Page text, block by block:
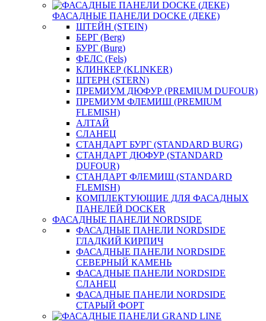
ФАСАДНЫЕ ПАНЕЛИ DOCKE (ДЕКЕ)
ШТЕЙН (STEIN)
БЕРГ (Berg)
БУРГ (Burg)
ФЕЛС (Fels)
КЛИНКЕР (KLINKER)
ШТЕРН (STERN)
ПРЕМИУМ ДЮФУР (PREMIUM DUFOUR)
ПРЕМИУМ ФЛЕМИШ (PREMIUM
FLEMISH)
АЛТАЙ
СЛАНЕЦ
СТАНДАРТ БУРГ (STANDARD BURG)
СТАНДАРТ ДЮФУР (STANDARD
DUFOUR)
СТАНДАРТ ФЛЕМИШ (STANDARD
FLEMISH)
КОМПЛЕКТУЮЩИЕ ДЛЯ ФАСАДНЫХ
ПАНЕЛЕЙ DOCKER
ФАСАДНЫЕ ПАНЕЛИ NORDSIDE
ФАСАДНЫЕ ПАНЕЛИ NORDSIDE
ГЛАДКИЙ КИРПИЧ
ФАСАДНЫЕ ПАНЕЛИ NORDSIDE
СЕВЕРНЫЙ КАМЕНЬ
ФАСАДНЫЕ ПАНЕЛИ NORDSIDE
СЛАНЕЦ
ФАСАДНЫЕ ПАНЕЛИ NORDSIDE
СТАРЫЙ ФОРТ